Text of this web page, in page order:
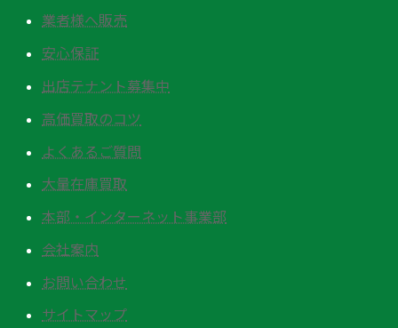
業者様へ販売
安心保証
出店テナント募集中
高価買取のコツ
よくあるご質問
大量在庫買取
本部・インターネット事業部
会社案内
お問い合わせ
サイトマップ